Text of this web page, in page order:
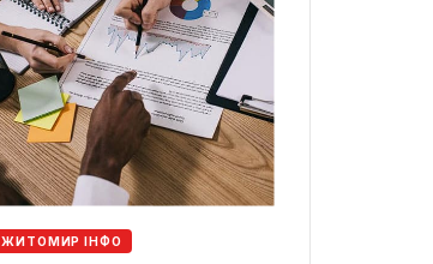
ЖИТОМИР ІНФО